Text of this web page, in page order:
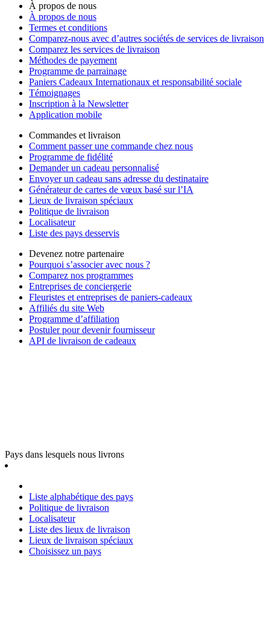
À propos de nous
À propos de nous
Termes et conditions
Comparez-nous avec d’autres sociétés de services de livraison
Comparez les services de livraison
Méthodes de payement
Programme de parrainage
Paniers Cadeaux Internationaux et responsabilité sociale
Témoignages
Inscription à la Newsletter
Application mobile
Commandes et livraison
Comment passer une commande chez nous
Programme de fidélité
Demander un cadeau personnalisé
Envoyer un cadeau sans adresse du destinataire
Générateur de cartes de vœux basé sur l’IA
Lieux de livraison spéciaux
Politique de livraison
Localisateur
Liste des pays desservis
Devenez notre partenaire
Pourquoi s’associer avec nous ?
Comparez nos programmes
Entreprises de conciergerie
Fleuristes et entreprises de paniers-cadeaux
Affiliés du site Web
Programme d’affiliation
Postuler pour devenir fournisseur
API de livraison de cadeaux
Pays dans lesquels nous livrons
Liste alphabétique des pays
Politique de livraison
Localisateur
Liste des lieux de livraison
Lieux de livraison spéciaux
Choisissez un pays